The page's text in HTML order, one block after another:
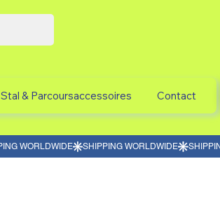
Stal & Parcoursaccessoires Contact